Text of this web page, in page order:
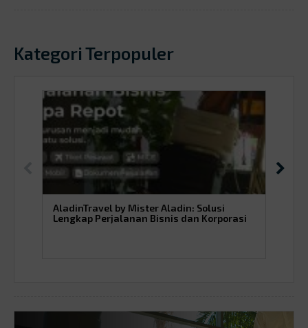
Kategori Terpopuler
AladinTravel by Mister Aladin: Solusi
Lengkap Perjalanan Bisnis dan Korporasi